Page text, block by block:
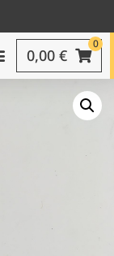
0
0,00 €